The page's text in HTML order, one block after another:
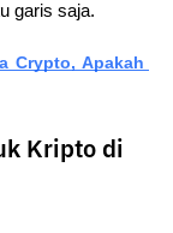
garis saja.
Crypto, Apakah
Kripto di